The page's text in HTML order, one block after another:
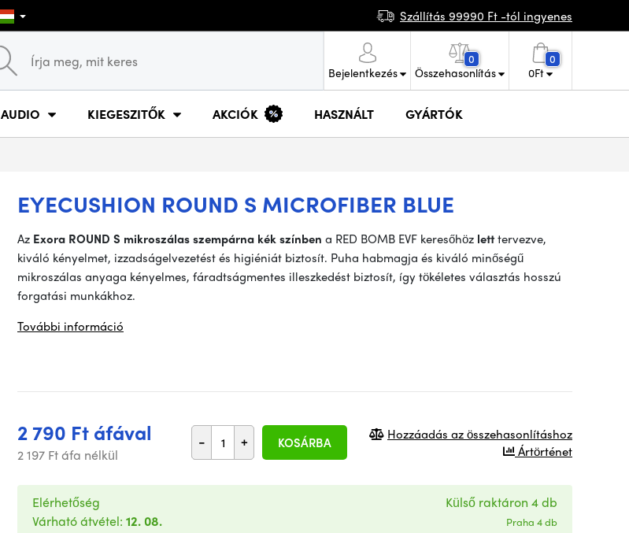
Szállítás 99990 Ft -tól ingyenes
Bejelentkezés
0
Összehasonlítás
0
0Ft
AUDIO KIEGESZITŐK AKCIÓK HASZNÁLT GYÁRTÓK
EYECUSHION ROUND S MICROFIBER BLUE
Az Exora ROUND S mikroszálas szempárna kék színben a RED BOMB EVF keresőhöz letttervezve,
kiváló kényelmet, izzadságelvezetést és higiéniát biztosít. Puha habmagja és kiváló minőségű
mikroszálas anyaga kényelmes, fáradtságmentes illeszkedést biztosít, így tökéletes választás hosszú
forgatási munkákhoz.
További információ
2 790 Ft áfával
2 197 Ft áfa nélkül
- + KOSÁRBA
Hozzáadás az összehasonlításhoz
Ártörténet
Elérhetőség
Várható átvétel: 12. 08.
Külső raktáron 4 db
Praha 4 db